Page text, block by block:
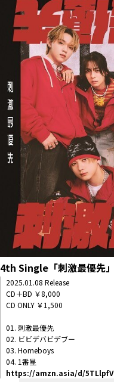
4th Single「刺激最優先」
2025.01.08 Release
CD＋BD ￥8,000
CD ONLY ￥1,500
01. 刺激最優先
02. ビビデバビデブー
03. Homeboys
04. 1番星
https://amzn.asia/d/5TLlpfV